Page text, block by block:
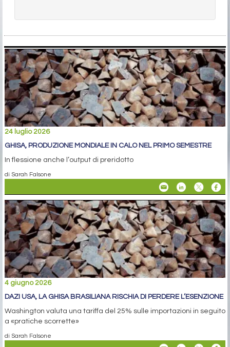
24 luglio 2026
GHISA, PRODUZIONE MONDIALE IN CALO NEL PRIMO SEMESTRE
In flessione anche l’output di preridotto
di Sarah Falsone
4 giugno 2026
DAZI USA, LA GHISA BRASILIANA RISCHIA DI PERDERE L’ESENZIONE
Washington valuta una tariffa del 25% sulle importazioni in seguito
a «pratiche scorrette»
di Sarah Falsone